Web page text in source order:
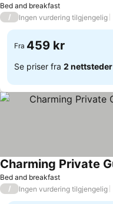
Bed and breakfast
/ Ingen vurdering tilgjengelig
Fra 459 kr
Se priser fra 2 nettsteder
Bed and breakfast
/ Ingen vurdering tilgjengelig